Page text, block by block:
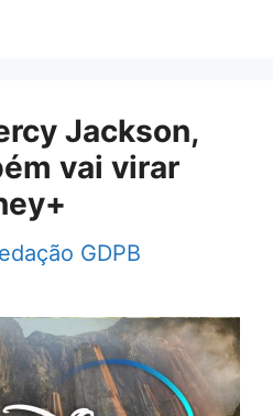
Jackson,
vai virar
GDPB